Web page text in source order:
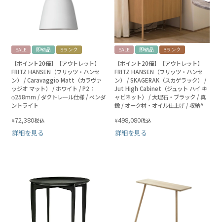
SALE 即納品 Sランク
【ポイント20倍】【アウトレット】
FRITZ HANSEN（フリッツ・ハンセ
ン） / Caravaggio Matt（カラヴァ
ッジオ マット） / ホワイト / P2：
φ258mm / ダクトレール仕様 / ペンダ
ントライト
¥72,380税込
詳細を見る
SALE 即納品 Bランク
【ポイント20倍】【アウトレット】
FRITZ HANSEN（フリッツ・ハンセ
ン） / SKAGERAK（スカゲラック） /
Jut High Cabinet（ジュット ハイ キ
ャビネット） / 大理石・ブラック / 真
鍮 / オーク材・オイル仕上げ / 収納^
¥498,080税込
詳細を見る